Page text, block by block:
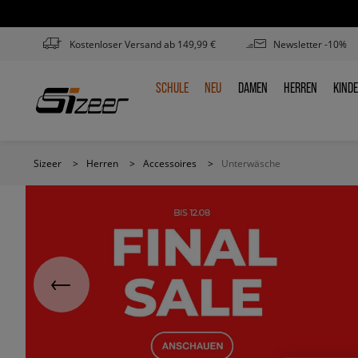
Kostenloser Versand ab 149,99 € Newsletter -10%
SCHULE
SCHULE NEU
NEU DAMEN
DAMEN HERREN
HERREN
Sizeer > Herren > Accessoires > Unterwäsche